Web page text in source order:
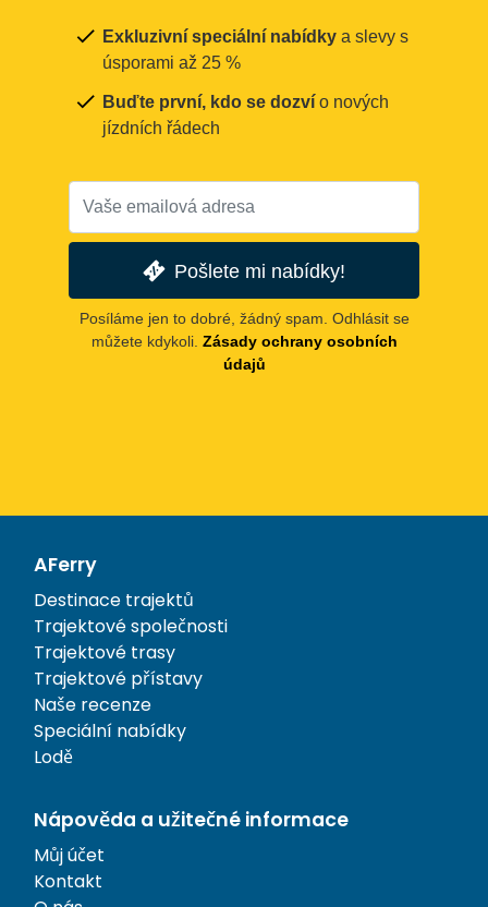
Exkluzivní speciální nabídky a slevy s
úsporami až 25 %
Buďte první, kdo se dozví o nových
jízdních řádech
Pošlete mi nabídky!
Posíláme jen to dobré, žádný spam. Odhlásit se
můžete kdykoli. Zásady ochrany osobních
údajů
AFerry
Destinace trajektů
Trajektové společnosti
Trajektové trasy
Trajektové přístavy
Naše recenze
Speciální nabídky
Lodě
Nápověda a užitečné informace
Můj účet
Kontakt